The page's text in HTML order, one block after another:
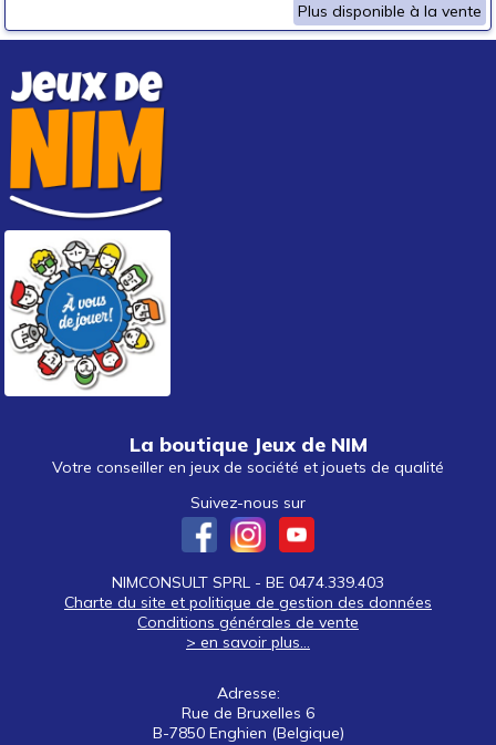
Plus disponible à la vente
La boutique Jeux de NIM
Votre conseiller en jeux de société et jouets de qualité
Suivez-nous sur
NIMCONSULT SPRL - BE 0474.339.403
Charte du site et politique de gestion des données
Conditions générales de vente
> en savoir plus...
Adresse:
Rue de Bruxelles 6
B-7850 Enghien (Belgique)